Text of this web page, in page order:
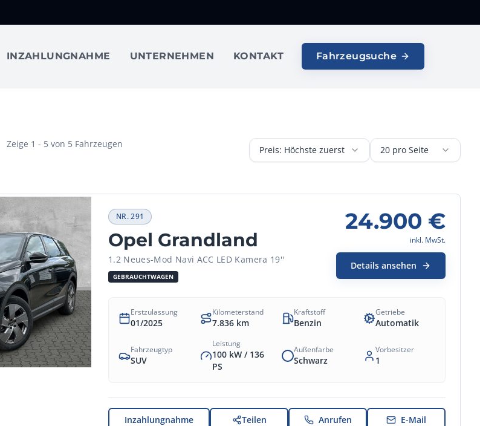
INZAHLUNGNAHME UNTERNEHMEN KONTAKT Fahrzeugsuche
Zeige 1 - 5von 5Fahrzeugen
Preis: Höchste zuerst 20 pro Seite
NR.291
Opel Grandland
1.2 Neues-Mod Navi ACC LED Kamera 19''
GEBRAUCHTWAGEN
24.900 €
inkl. MwSt.
Details ansehen
Erstzulassung
01/2025
Kilometerstand
7.836 km
Kraftstoff
Benzin
Getriebe
Automatik
Fahrzeugtyp
SUV
Leistung
100 kW / 136
PS
Außenfarbe
Schwarz
Vorbesitzer
1
Inzahlungnahme Teilen Anrufen E-Mail